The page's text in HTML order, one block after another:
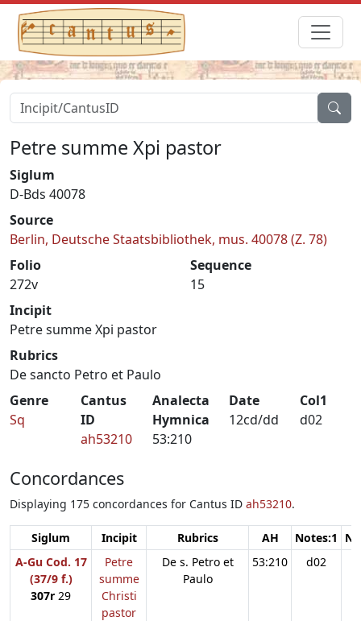
Petre summe Xpi pastor
Siglum
D-Bds 40078
Source
Berlin, Deutsche Staatsbibliothek, mus. 40078 (Z. 78)
Folio
272v
Sequence
15
Incipit
Petre summe Xpi pastor
Rubrics
De sancto Petro et Paulo
Genre
Sq
Cantus
ID
ah53210
Analecta
Hymnica
53:210
Date
12cd/dd
Col1
d02
Concordances
Displaying 175 concordances for Cantus ID ah53210.
Siglum Incipit Rubrics AH Notes:1
A-Gu Cod. 17
(37/9 f.)
307r 29
Petre
summe
Christi
pastor
De s. Petro et
Paulo
53:210 d02